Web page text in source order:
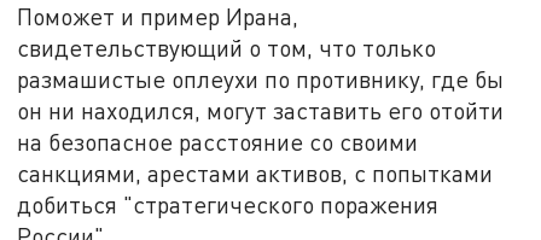
Поможет и пример Ирана,
свидетельствующий о том, что только
размашистые оплеухи по противнику, где бы
он ни находился, могут заставить его отойти
на безопасное расстояние со своими
санкциями, арестами активов, с попытками
добиться "стратегического поражения